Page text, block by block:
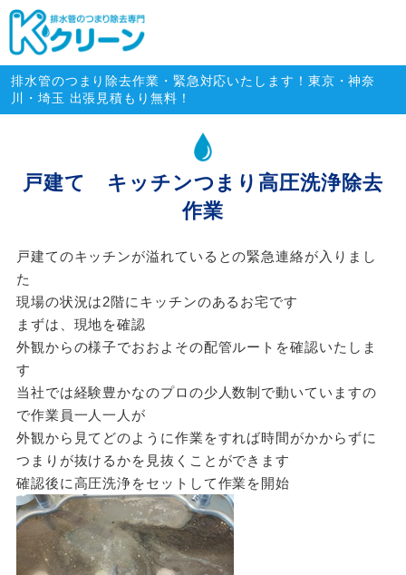
排水管のつまり除去作業・緊急対応いたします！東京・神奈
川・埼玉 出張見積もり無料！
戸建て キッチンつまり高圧洗浄除去
作業
戸建てのキッチンが溢れているとの緊急連絡が入りまし
た
現場の状況は2階にキッチンのあるお宅です
まずは、現地を確認
外観からの様子でおおよその配管ルートを確認いたしま
す
当社では経験豊かなのプロの少人数制で動いていますの
で作業員一人一人が
外観から見てどのように作業をすれば時間がかからずに
つまりが抜けるかを見抜くことができます
確認後に高圧洗浄をセットして作業を開始